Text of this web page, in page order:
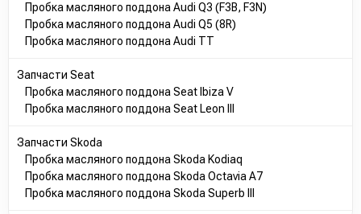
Пробка масляного поддона Audi Q3 (F3B, F3N)
Пробка масляного поддона Audi Q5 (8R)
Пробка масляного поддона Audi TT
Запчасти Seat
Пробка масляного поддона Seat Ibiza V
Пробка масляного поддона Seat Leon III
Запчасти Skoda
Пробка масляного поддона Skoda Kodiaq
Пробка масляного поддона Skoda Octavia A7
Пробка масляного поддона Skoda Superb III